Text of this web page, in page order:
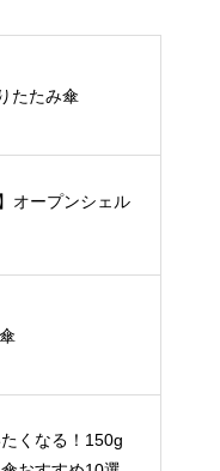
たたみ傘
オープンシェル
くなる！150g